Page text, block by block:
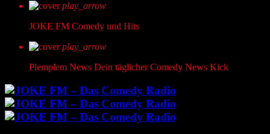
play_arrow
JOKE FM Comedy und Hits
play_arrow
Plemplem News Dein täglicher Comedy News Kick